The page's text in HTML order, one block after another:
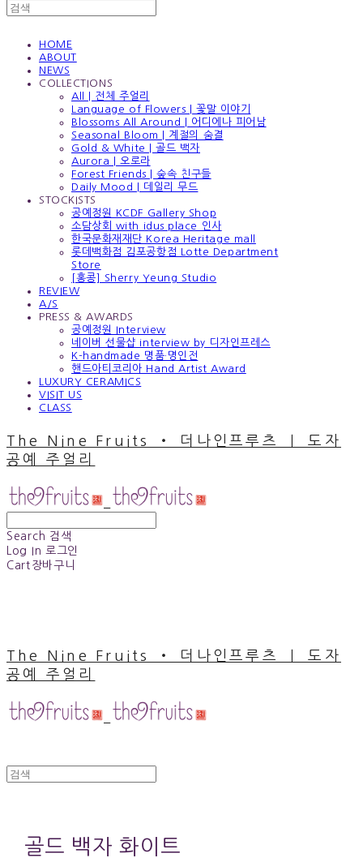
HOME
ABOUT
NEWS
COLLECTIONS
All | 전체 주얼리
Language of Flowers | 꽃말 이야기
Blossoms All Around | 어디에나 피어남
Seasonal Bloom | 계절의 숨결
Gold & White | 골드 백자
Aurora | 오로라
Forest Friends | 숲속 친구들
Daily Mood | 데일리 무드
STOCKISTS
공예정원 KCDF Gallery Shop
소담상회 with idus place 인사
한국문화재재단 Korea Heritage mall
롯데백화점 김포공항점 Lotte Department
Store
[홍콩] Sherry Yeung Studio
REVIEW
A/S
PRESS & AWARDS
공예정원 Interview
네이버 선물샵 interview by 디자인프레스
K-handmade 명품·명인전
핸드아티코리아 Hand Artist Award
LUXURY CERAMICS
VISIT US
CLASS
The Nine Fruits ‧ 더나인프루츠 ｜ 도자
공예 주얼리
Search 검색
Log In 로그인
Cart 장바구니
The Nine Fruits ‧ 더나인프루츠 ｜ 도자
공예 주얼리
골드 백자 화이트